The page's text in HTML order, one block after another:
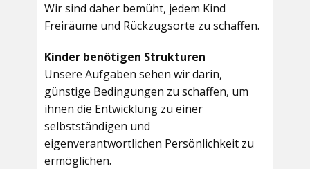
Wir sind daher bemüht, jedem Kind
Freiräume und Rückzugsorte zu schaffen.
Kinder benötigen Strukturen
Unsere Aufgaben sehen wir darin,
günstige Bedingungen zu schaffen, um
ihnen die Entwicklung zu einer
selbstständigen und
eigenverantwortlichen Persönlichkeit zu
ermöglichen.